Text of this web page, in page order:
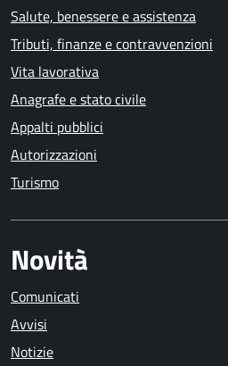
Salute, benessere e assistenza
Tributi, finanze e contravvenzioni
Vita lavorativa
Anagrafe e stato civile
Appalti pubblici
Autorizzazioni
Turismo
Novità
Comunicati
Avvisi
Notizie